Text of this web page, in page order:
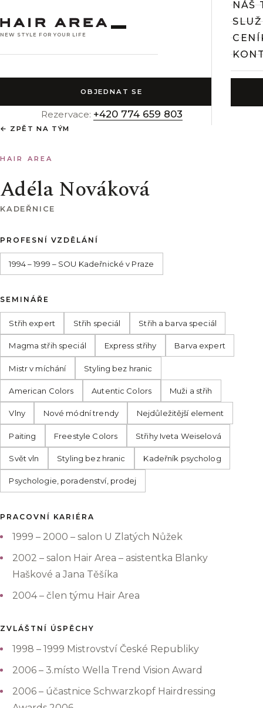
NEW STYLE FOR YOUR LIFE
NÁŠ
OBJEDNAT SE
Rezervace: +420 774 659 803
← ZPĚT NA TÝM
HAIR AREA
Adéla Nováková
KADEŘNICE
PROFESNÍ VZDĚLÁNÍ
1994 – 1999 – SOU Kadeřnické v Praze
SEMINÁŘE
Střih expert Střih speciál Střih a barva speciál
Magma střih speciál Express střihy Barva expert
Mistr v míchání Styling bez hranic
American Colors Autentic Colors Muži a střih
Vlny Nové módní trendy Nejdůležitější element
Paiting Freestyle Colors Střihy Iveta Weiselová
Svět vln Styling bez hranic Kadeřník psycholog
Psychologie, poradenství, prodej
PRACOVNÍ KARIÉRA
1999 – 2000 – salon U Zlatých Nůžek
2002 – salon Hair Area – asistentka Blanky
Haškové a Jana Těšíka
2004 – člen týmu Hair Area
ZVLÁŠTNÍ ÚSPĚCHY
1998 – 1999 Mistrovství České Republiky
2006 – 3.místo Wella Trend Vision Award
2006 – účastnice Schwarzkopf Hairdressing